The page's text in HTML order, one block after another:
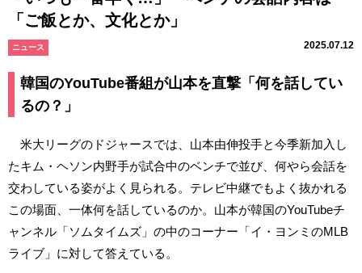
「ご飯とか、文化とか」
ニュース 2025.07.12
韓国のYouTube番組が山本を直撃「何を話してい
るの？」
米大リーグのドジャースでは、山本由伸投手と今季新加入し
たキム・ヘソン内野手が試合中のベンチで並び、何やら会話を
交わしている姿がよく見られる。テレビ中継でもよく抜かれる
この場面、一体何を話しているのか。山本が韓国のYouTubeチ
ャンネル「ソムタイムズ」の中のコーナー「イ・ヨンミのMLB
ライブ」に対して答えている。